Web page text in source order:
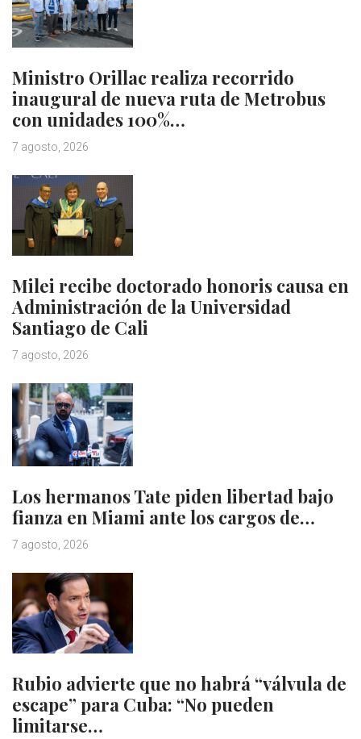
Ministro Orillac realiza recorrido
inaugural de nueva ruta de Metrobus
con unidades 100%…
7 agosto, 2026
Milei recibe doctorado honoris causa en
Administración de la Universidad
Santiago de Cali
7 agosto, 2026
Los hermanos Tate piden libertad bajo
fianza en Miami ante los cargos de…
7 agosto, 2026
Rubio advierte que no habrá “válvula de
escape” para Cuba: “No pueden
limitarse…